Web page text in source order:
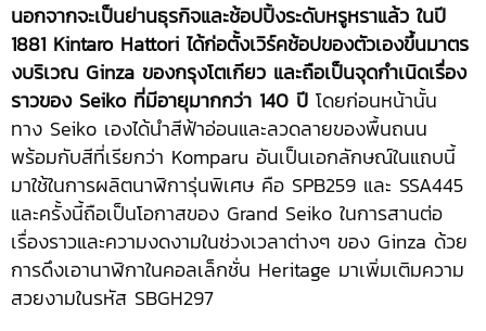
นอกจากจะเป็นย่านธุรกิจและช้อปปิ้งระดับหรูหราแล้ว ในปี
1881 Kintaro Hattori ได้ก่อตั้งเวิร์คช้อปของตัวเองขึ้นมาตร
งบริเวณ Ginza ของกรุงโตเกียว และถือเป็นจุดกำเนิดเรื่อง
ราวของ Seiko ที่มีอายุมากกว่า 140 ปี โดยก่อนหน้านั้น
ทาง Seiko เองได้นำสีฟ้าอ่อนและลวดลายของพื้นถนน
พร้อมกับสีที่เรียกว่า Komparu อันเป็นเอกลักษณ์ในแถบนี้
มาใช้ในการผลิตนาฬิการุ่นพิเศษ คือ SPB259 และ SSA445
และครั้งนี้ถือเป็นโอกาสของ Grand Seiko ในการสานต่อ
เรื่องราวและความงดงามในช่วงเวลาต่างๆ ของ Ginza ด้วย
การดึงเอานาฬิกาในคอลเล็กชั่น Heritage มาเพิ่มเติมความ
สวยงามในรหัส SBGH297